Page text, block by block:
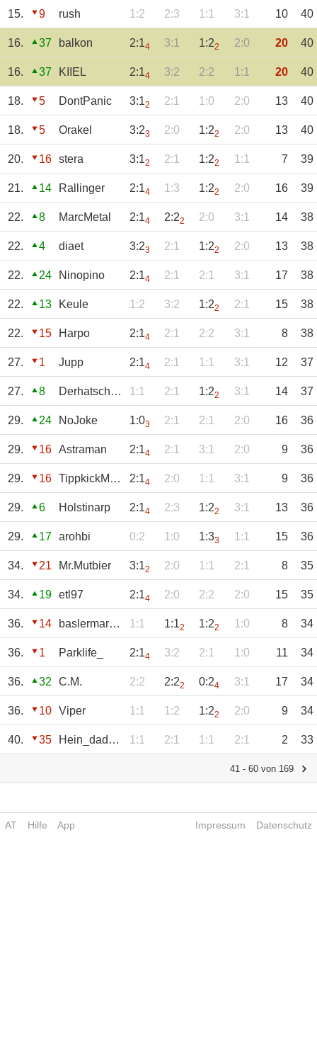
15. 9 rush 1:2 2:3 1:1 3:1 10 40
16. 37 balkon 2:14 3:1 1:22 2:0 20 40
16. 37 KIIEL 2:14 3:2 2:2 1:1 20 40
18. 5 DontPanic 3:12 2:1 1:0 2:0 13 40
18. 5 Orakel 3:23 2:0 1:22 2:0 13 40
20. 16 stera 3:12 2:1 1:22 1:1 7 39
21. 14 Rallinger 2:14 1:3 1:22 2:0 16 39
22. 8 MarcMetal 2:14 2:22 2:0 3:1 14 38
22. 4 diaet 3:23 2:1 1:22 2:0 13 38
22. 24 Ninopino 2:14 2:1 2:1 3:1 17 38
22. 13 Keule 1:2 3:2 1:22 2:1 15 38
22. 15 Harpo 2:14 2:1 2:2 3:1 8 38
27. 1 Jupp 2:14 2:1 1:1 3:1 12 37
27. 8 Derhatschongelb 1:1 2:1 1:22 3:1 14 37
29. 24 NoJoke 1:03 2:1 2:1 2:0 16 36
29. 16 Astraman 2:14 2:1 3:1 2:0 9 36
29. 16 TippkickMaxi 2:14 2:0 1:1 3:1 9 36
29. 6 Holstinarp 2:14 2:3 1:22 3:1 13 36
29. 17 arohbi 0:2 1:0 1:33 1:1 15 36
34. 21 Mr.Mutbier 3:12 2:0 1:1 2:1 8 35
34. 19 etl97 2:14 2:0 2:2 2:0 15 35
36. 14 baslermario73 1:1 1:12 1:22 1:0 8 34
36. 1 Parklife_ 2:14 3:2 2:1 1:0 11 34
36. 32 C.M. 2:2 2:22 0:24 3:1 17 34
36. 10 Viper 1:1 1:2 1:22 2:0 9 34
40. 35 Hein_daddel 1:1 2:1 1:1 2:1 2 33
41 - 60 von 169
AT Hilfe App Impressum Datenschutz